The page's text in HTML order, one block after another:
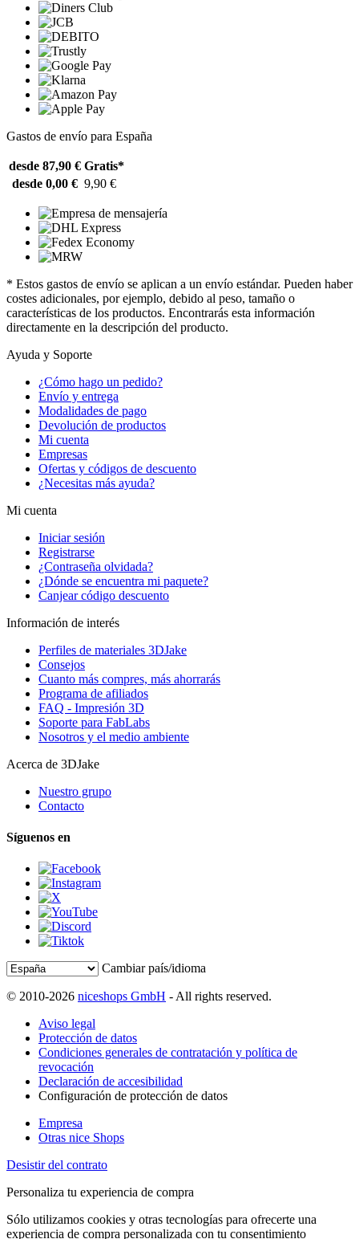
Gastos de envío para España
desde 87,90 € Gratis*
desde 0,00 € 9,90 €
* Estos gastos de envío se aplican a un envío estándar. Pueden haber
costes adicionales, por ejemplo, debido al peso, tamaño o
características de los productos. Encontrarás esta información
directamente en la descripción del producto.
Ayuda y Soporte
¿Cómo hago un pedido?
Envío y entrega
Modalidades de pago
Devolución de productos
Mi cuenta
Empresas
Ofertas y códigos de descuento
¿Necesitas más ayuda?
Mi cuenta
Iniciar sesión
Registrarse
¿Contraseña olvidada?
¿Dónde se encuentra mi paquete?
Canjear código descuento
Información de interés
Perfiles de materiales 3DJake
Consejos
Cuanto más compres, más ahorrarás
Programa de afiliados
FAQ - Impresión 3D
Soporte para FabLabs
Nosotros y el medio ambiente
Acerca de 3DJake
Nuestro grupo
Contacto
Síguenos en
Cambiar país/idioma
© 2010-2026 niceshops GmbH - All rights reserved.
Aviso legal
Protección de datos
Condiciones generales de contratación y política de
revocación
Declaración de accesibilidad
Configuración de protección de datos
Empresa
Otras nice Shops
Desistir del contrato
Personaliza tu experiencia de compra
Sólo utilizamos cookies y otras tecnologías para ofrecerte una
experiencia de compra personalizada con tu consentimiento